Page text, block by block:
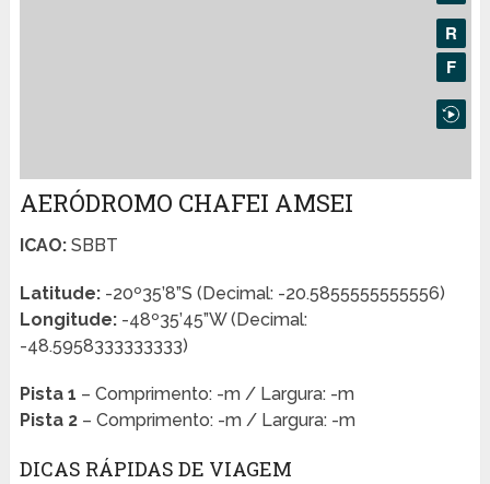
AERÓDROMO CHAFEI AMSEI
ICAO:SBBT
Latitude:-20º35’8”S (Decimal: -20.5855555555556)
Longitude:-48º35’45”W (Decimal:
-48.5958333333333)
Pista 1 – Comprimento: -m / Largura: -m
Pista 2– Comprimento: -m / Largura: -m
DICAS RÁPIDAS DE VIAGEM